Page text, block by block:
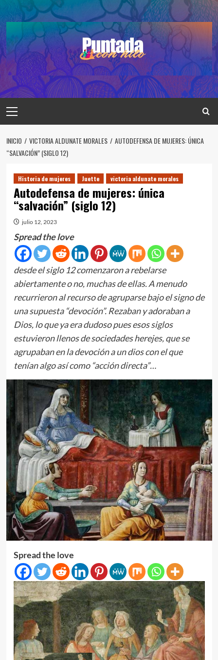
al
contenido
principal
INICIO VICTORIA ALDUNATE MORALES
AUTODEFENSA DE MUJERES: ÚNICA
“SALVACIÓN” (SIGLO 12)
Historia de mujeres Juette victoria aldunate morales
Autodefensa de mujeres: única
“salvación” (siglo 12)
julio 12, 2023
Spread the love
desde el siglo 12 comenzaron a rebelarse
abiertamente o no, muchas de ellas. A menudo
recurrieron al recurso de agruparse bajo el signo de
una supuesta “devoción”. Rezaban y adoraban a
Dios, lo que ya era dudoso pues esos siglos
estuvieron llenos de sociedades herejes, que se
agrupaban en la devoción a un dios con el que
tenían algo así como “acción directa”…
Spread the love